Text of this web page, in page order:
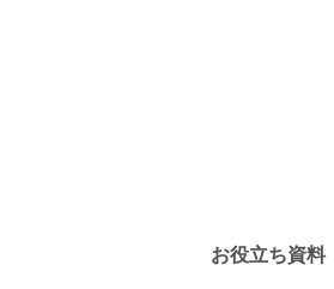
お役立ち資料